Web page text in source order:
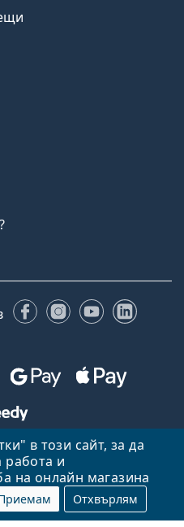
в този сайт, за да
работа и
на онлайн магазина
Отхвърлям
FacebookInstagram
YouTube
страница
Нагоре
управлява от Lentiamo s.r.o.,
в продължение на 18 години.